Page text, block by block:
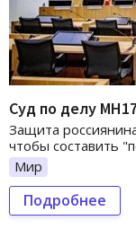
Суд по делу
Защита
чтобы составить
Мир
Подробнее